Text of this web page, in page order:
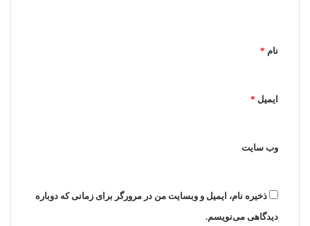
*
نام *
ایمیل *
وب‌ سایت
ذخیره نام، ایمیل و وبسایت من در مرورگر برای زمانی که دوباره
دیدگاهی می‌نویسم.